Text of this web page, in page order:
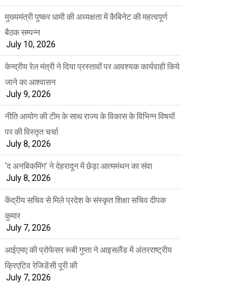
मुख्यमंत्री पुष्कर धामी की अध्यक्षता में कैबिनेट की महत्वपूर्ण
बैठक सम्पन्न
July 10, 2026
केन्द्रीय रेल मंत्री ने दिया प्रस्तावों पर आवश्यक कार्यवाही किये
जाने का आश्वासन
July 9, 2026
नीति आयोग की टीम के साथ राज्य के विकास के विभिन्न विषयों
पर की विस्तृत चर्चा
July 8, 2026
‘द अनबिकमिंग’ ने देहरादून में छेड़ा आत्ममंथन का संवा
July 8, 2026
केंद्रीय सचिव से मिले प्रदेश के संस्कृत शिक्षा सचिव दीपक
कुमार
July 7, 2026
आईएमए की प्रोफेसर रूबी गुप्ता ने आइसलैंड में अंतरराष्ट्रीय
क्रिएटिव रेजिडेंसी पूरी की
July 7, 2026